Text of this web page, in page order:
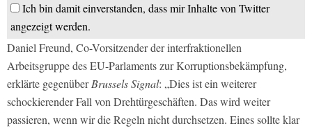
Ich bin damit einverstanden, dass mir Inhalte von Twitter
angezeigt werden.
Daniel Freund, Co-Vorsitzender der interfraktionellen
Arbeitsgruppe des EU-Parlaments zur Korruptionsbekämpfung,
erklärte gegenüberBrussels Signal: „Dies ist ein weiterer
schockierender Fall von Drehtürgeschäften. Das wird weiter
passieren, wenn wir die Regeln nicht durchsetzen. Eines sollte klar